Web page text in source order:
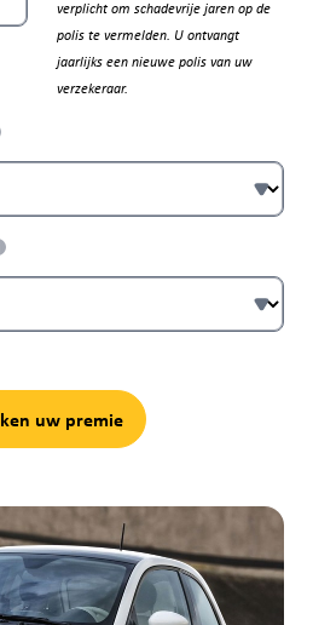
verplicht om schadevrije jaren op de
polis te vermelden. U ontvangt
jaarlijks een nieuwe polis van uw
verzekeraar.
uw premie